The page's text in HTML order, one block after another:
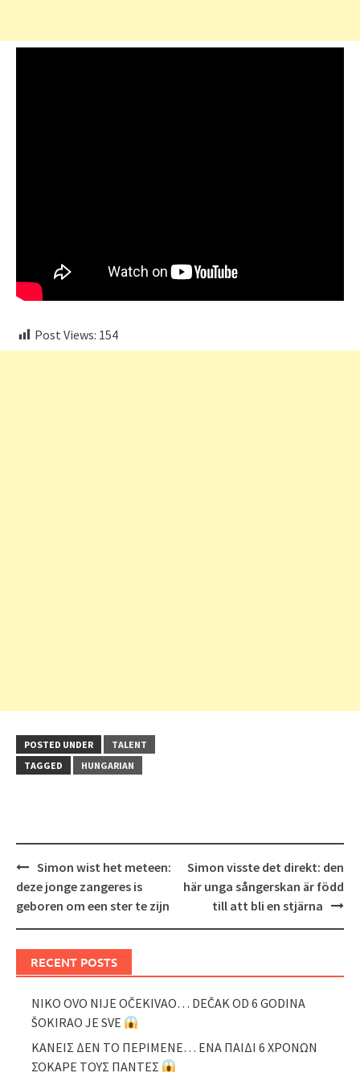
Post Views: 154
POSTED UNDER
TALENT
TAGGED
HUNGARIAN
Post
navigation
Simon wist het meteen:
deze jonge zangeres is
geboren om een ster te zijn
Simon visste det direkt: den
här unga sångerskan är född
till att bli en stjärna
RECENT POSTS
NIKO OVO NIJE OČEKIVAO… DEČAK OD 6 GODINA
ŠOKIRAO JE SVE
ΚΑΝΕΙΣ ΔΕΝ ΤΟ ΠΕΡΙΜΕΝΕ… ΕΝΑ ΠΑΙΔΙ 6 ΧΡΟΝΩΝ
ΣΟΚΑΡΕ ΤΟΥΣ ΠΑΝΤΕΣ